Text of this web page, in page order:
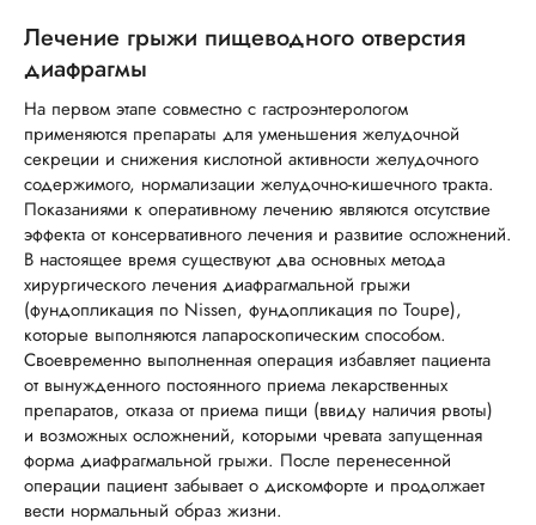
Лечение грыжи пищеводного отверстия
диафрагмы
На первом этапе совместно с гастроэнтерологом
применяются препараты для уменьшения желудочной
секреции и снижения кислотной активности желудочного
содержимого, нормализации желудочно-кишечного тракта.
Показаниями к оперативному лечению являются отсутствие
эффекта от консервативного лечения и развитие осложнений.
В настоящее время существуют два основных метода
хирургического лечения диафрагмальной грыжи
(фундопликация по Nissen, фундопликация по Toupe),
которые выполняются лапароскопическим способом.
Своевременно выполненная операция избавляет пациента
от вынужденного постоянного приема лекарственных
препаратов, отказа от приема пищи (ввиду наличия рвоты)
и возможных осложнений, которыми чревата запущенная
форма диафрагмальной грыжи. После перенесенной
операции пациент забывает о дискомфорте и продолжает
вести нормальный образ жизни.